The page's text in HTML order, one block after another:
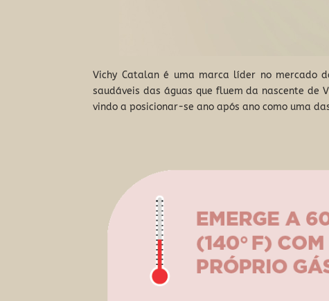
Vichy Catalan é uma marca líder no mercado
saudáveis das águas que fluem da nascente de
vindo a posicionar-se ano após ano como uma